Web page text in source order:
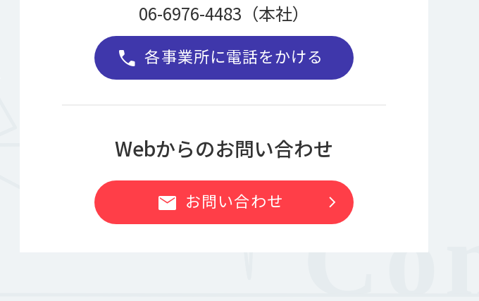
06-6976-4483（本社）
call 各事業所に電話をかける
Webからのお問い合わせ
mail お問い合わせ chevron_right